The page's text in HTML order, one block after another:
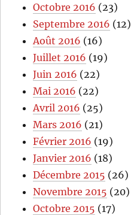
Octobre 2016 (23)
Septembre 2016 (12)
Août 2016 (16)
Juillet 2016 (19)
Juin 2016 (22)
Mai 2016 (22)
Avril 2016 (25)
Mars 2016 (21)
Février 2016 (19)
Janvier 2016 (18)
Décembre 2015 (26)
Novembre 2015 (20)
Octobre 2015 (17)